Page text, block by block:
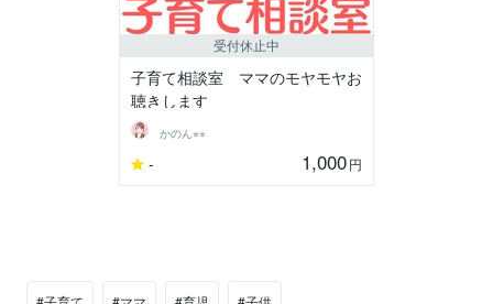
受付休止中
子育て相談室 ママのモヤモヤお
聴きします
かのん⭐︎⭐︎
- 1,000円